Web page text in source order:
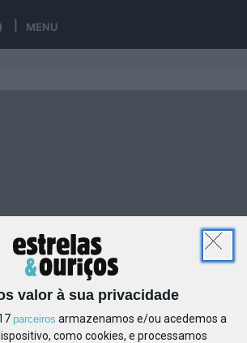
valor à sua privacidade
parceiros armazenamos e/ou acedemos a
como cookies, e processamos
MENU